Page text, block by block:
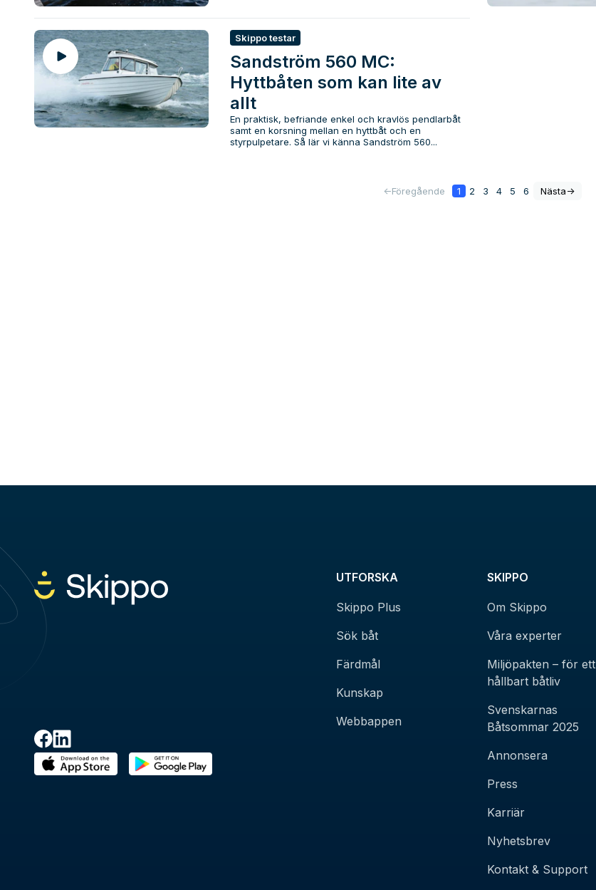
Skippo testar
Sandström 560 MC:
Hyttbåten som kan lite av
allt
En praktisk, befriande enkel och kravlös pendlarbåt
samt en korsning mellan en hyttbåt och en
styrpulpetare. Så lär vi känna Sandström 560...
<-Föregående 1 2 3 4 5 6 Nästa->
UTFORSKA
Skippo Plus
Sök båt
Färdmål
Kunskap
Webbappen
SKIPPO
Om Skippo
Våra experter
Miljöpakten – för ett
hållbart båtliv
Svenskarnas
Båtsommar 2025
Annonsera
Press
Karriär
Nyhetsbrev
Kontakt & Support